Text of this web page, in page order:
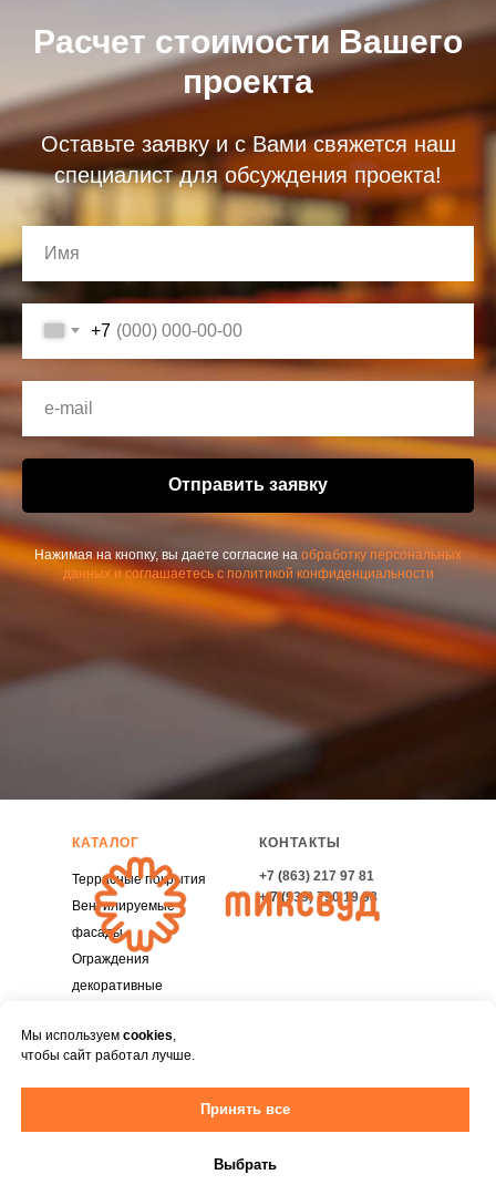
Расчет стоимости Вашего
проекта
Оставьте заявку и с Вами свяжется наш
специалист для обсуждения проекта!
+7
Отправить заявку
Нажимая на кнопку, вы даете согласие на обработку персональных
данных и соглашаетесь c политикой конфиденциальности
КАТАЛОГ
Террасные покрытия
Вентилируемые
фасады
Ограждения
декоративные
Комплектующие для
террас
Декор и
КОНТАКТЫ
+7 (863) 217 97 81
+7 (939) 790 19 98
Мы используем cookies,
чтобы сайт работал лучше.
Принять все
Выбрать
Made on